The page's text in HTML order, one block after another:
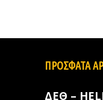
ΠΡΟΣΦΑΤΑ
ΔΕΘ –